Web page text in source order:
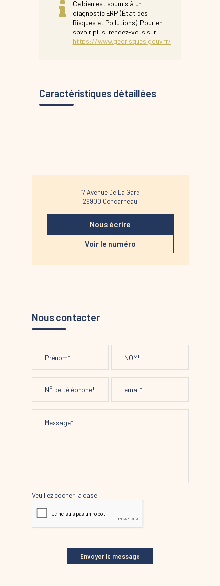
Ce bien est soumis à un
diagnostic ERP (État des
Risques et Pollutions). Pour en
savoir plus, rendez-vous sur
https://www.georisques.gouv.fr/
Caractéristiques détaillées
17 Avenue De La Gare
29900 Concarneau
Nous écrire
Voir le numéro
Nous contacter
Veuillez cocher la case
Envoyer le message